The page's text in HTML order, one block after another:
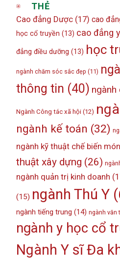
THẺ
Cao đẳng Dược(17) cao
học cổ truyền (13) cao đẳng
đẳng điều dưỡng (13) học
ngành chăm sóc sắc đẹp (11)
thông tin (40) ngành
Ngành Công tác xã hội(12)
ngành kế toán (32)
ngành kỹ thuật chế biến
thuật xây dựng (26)
ngành quản trị kinh doanh
(15) ngành Thú Y
ngành tiếng trung (14) ngành văn
ngành y học cổ
Ngành Y sĩ Đa